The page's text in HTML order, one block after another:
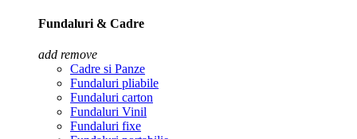
Fundaluri & Cadre
add remove
Cadre si Panze
Fundaluri pliabile
Fundaluri carton
Fundaluri Vinil
Fundaluri fixe